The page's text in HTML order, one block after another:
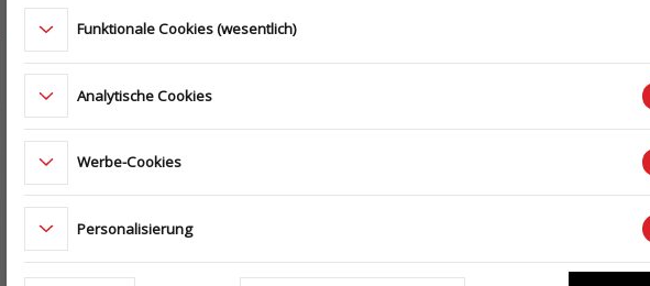
ECO 2012 KIPP ECO 2312
Funktionale Cookies (wesentlich)
Analytische Cookies
Werbe-Cookies
Personalisierung